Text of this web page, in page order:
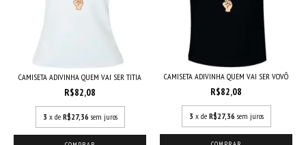
CAMISETA ADIVINHA QUEM VAI SER TITIA
R$82,08
3 x de R$27,36 sem juros
CAMISETA ADIVINHA QUEM VAI SER VOVÔ
R$82,08
3 x de R$27,36 sem juros